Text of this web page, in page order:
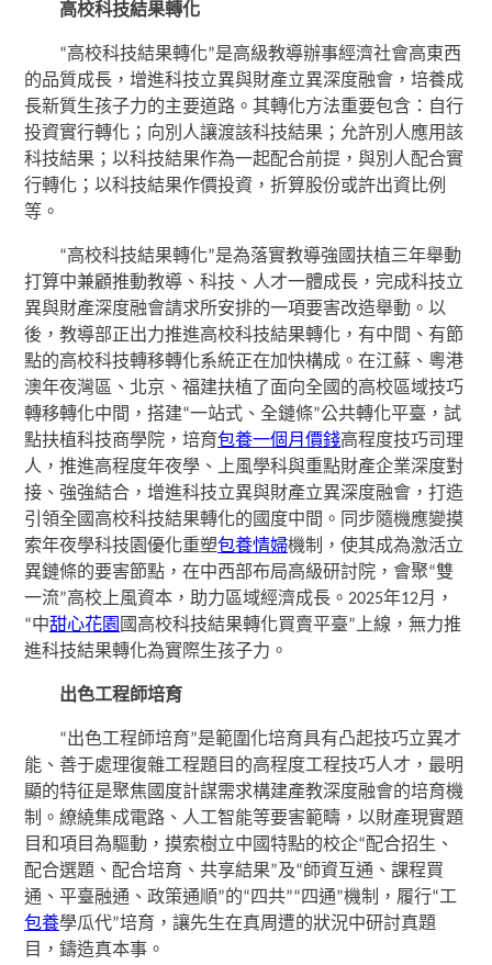
高校科技結果轉化
“高校科技結果轉化”是高級教導辦事經濟社會高東西
的品質成長，增進科技立異與財產立異深度融會，培養成
長新質生孩子力的主要道路。其轉化方法重要包含：自行
投資實行轉化；向別人讓渡該科技結果；允許別人應用該
科技結果；以科技結果作為一起配合前提，與別人配合實
行轉化；以科技結果作價投資，折算股份或許出資比例
等。
“高校科技結果轉化”是為落實教導強國扶植三年舉動
打算中兼顧推動教導、科技、人才一體成長，完成科技立
異與財產深度融會請求所安排的一項要害改造舉動。以
後，教導部正出力推進高校科技結果轉化，有中間、有節
點的高校科技轉移轉化系統正在加快構成。在江蘇、粵港
澳年夜灣區、北京、福建扶植了面向全國的高校區域技巧
轉移轉化中間，搭建“一站式、全鏈條”公共轉化平臺，試
點扶植科技商學院，培育包養一個月價錢高程度技巧司理
人，推進高程度年夜學、上風學科與重點財產企業深度對
接、強強結合，增進科技立異與財產立異深度融會，打造
引領全國高校科技結果轉化的國度中間。同步隨機應變摸
索年夜學科技園優化重塑包養情婦機制，使其成為激活立
異鏈條的要害節點，在中西部布局高級研討院，會聚“雙
一流”高校上風資本，助力區域經濟成長。2025年12月，
“中甜心花園 國高校科技結果轉化買賣平臺”上線，無力推
進科技結果轉化為實際生孩子力。
出色工程師培育
“出色工程師培育”是範圍化培育具有凸起技巧立異才
能、善于處理復雜工程題目的高程度工程技巧人才，最明
顯的特征是聚焦國度計謀需求構建產教深度融會的培育機
制。繚繞集成電路、人工智能等要害範疇，以財產現實題
目和項目為驅動，摸索樹立中國特點的校企“配合招生、
配合選題、配合培育、共享結果”及“師資互通、課程買
通、平臺融通、政策通順”的“四共”“四通”機制，履行“工
包養學瓜代”培育，讓先生在真周遭的狀況中研討真題
目，鑄造真本事。